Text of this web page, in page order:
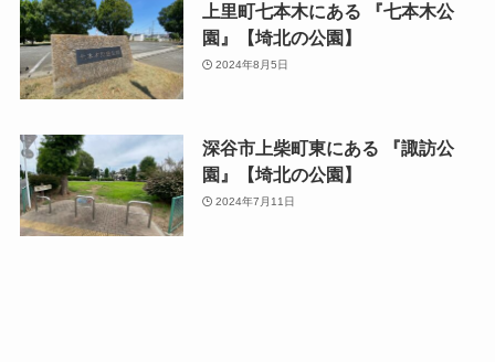
上里町七本木にある 『七本木公
園』【埼北の公園】
2024年8月5日
深谷市上柴町東にある 『諏訪公
園』【埼北の公園】
2024年7月11日